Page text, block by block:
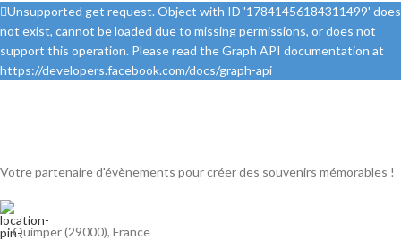
Unsupported get request. Object with ID '17841456184311499' does
not exist, cannot be loaded due to missing permissions, or does not
support this operation. Please read the Graph API documentation at
https://developers.facebook.com/docs/graph-api
Votre partenaire d'évènements pour créer des souvenirs mémorables !
Quimper (29000), France